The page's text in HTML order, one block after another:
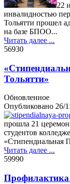
22
инвалидностью
Тольятти прошел
на базе БПОО...
Читать далее ...
56930
Тольятти»
Обновленное
Опубликовано 26/
прошла 21
студентов
«Стипендиальная
Читать далее ...
59990